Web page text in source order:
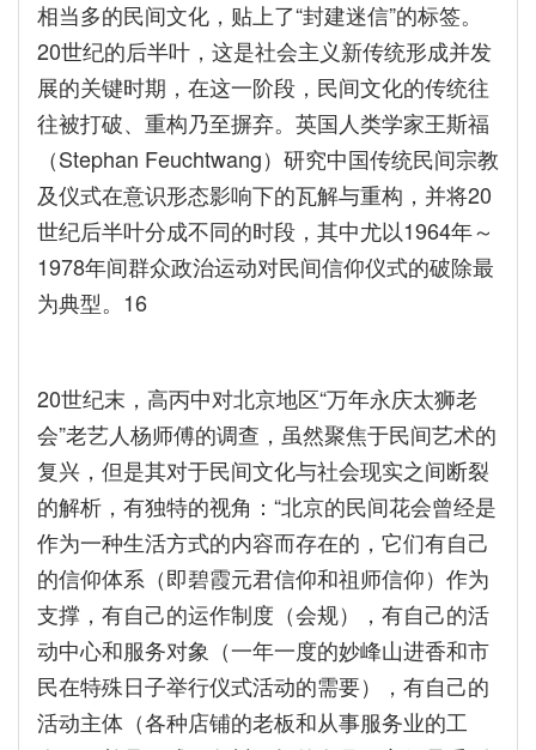
相当多的民间文化，贴上了“封建迷信”的标签。
20世纪的后半叶，这是社会主义新传统形成并发
展的关键时期，在这一阶段，民间文化的传统往
往被打破、重构乃至摒弃。英国人类学家王斯福
（Stephan Feuchtwang）研究中国传统民间宗教
及仪式在意识形态影响下的瓦解与重构，并将20
世纪后半叶分成不同的时段，其中尤以1964年～
1978年间群众政治运动对民间信仰仪式的破除最
为典型。16
20世纪末，高丙中对北京地区“万年永庆太狮老
会”老艺人杨师傅的调查，虽然聚焦于民间艺术的
复兴，但是其对于民间文化与社会现实之间断裂
的解析，有独特的视角：“北京的民间花会曾经是
作为一种生活方式的内容而存在的，它们有自己
的信仰体系（即碧霞元君信仰和祖师信仰）作为
支撑，有自己的运作制度（会规），有自己的活
动中心和服务对象（一年一度的妙峰山进香和市
民在特殊日子举行仪式活动的需要），有自己的
活动主体（各种店铺的老板和从事服务业的工